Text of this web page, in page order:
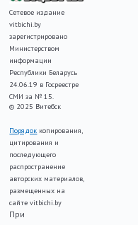
Сетевое издание
vitbichi.by
зарегистрировано
Министерством
информации
Республики Беларусь
24.06.19 в Госреестре
СМИ за № 15.
© 2025 Витебск
Порядок копирования,
цитирования и
последующего
распространение
авторских материалов,
размещенных на
сайте vitbichi.by
При